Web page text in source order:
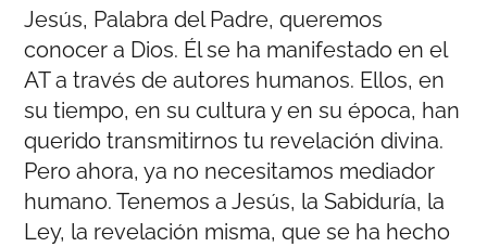
Jesús, Palabra del Padre, queremos
conocer a Dios. Él se ha manifestado en el
AT a través de autores humanos. Ellos, en
su tiempo, en su cultura y en su época, han
querido transmitirnos tu revelación divina.
Pero ahora, ya no necesitamos mediador
humano. Tenemos a Jesús, la Sabiduría, la
Ley, la revelación misma, que se ha hecho